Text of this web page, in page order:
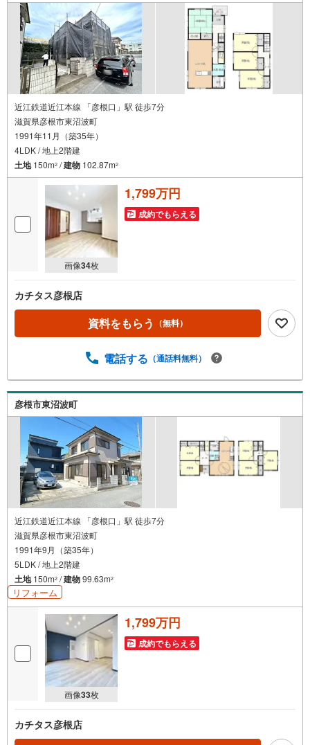
近江鉄道近江本線 「彦根口」駅 徒歩7分
滋賀県彦根市東沼波町
1991年11月（築35年）
4LDK / 地上2階建
土地150m2 /建物 102.87m2
画像34枚
1,799万円
成約でもらえる
カチタス彦根店
資料をもらう （無料）
電話する （通話料無料）
彦根市東沼波町
近江鉄道近江本線 「彦根口」駅 徒歩7分
滋賀県彦根市東沼波町
1991年9月（築35年）
5LDK / 地上2階建
土地150m2 /建物99.63m2
リフォーム
画像33枚
1,799万円
成約でもらえる
カチタス彦根店